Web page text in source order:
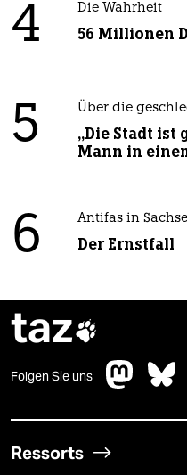
4 Die Wahrheit
56 Millionen
5 Über die
„Die Stadt ist
Mann in
6 Antifas in
Der Ernstfall
taz
Folgen Sie uns
Ressorts